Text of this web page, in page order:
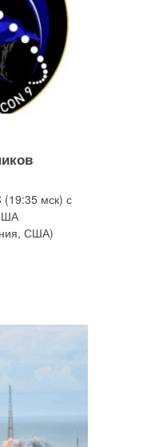
(19:35 мск) с
США)